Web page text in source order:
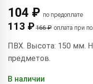
104 ₽ по предоплате
113 ₽ 166 ₽ оплата при
ПВХ. Высота: 150 мм.
предметов.
В наличии